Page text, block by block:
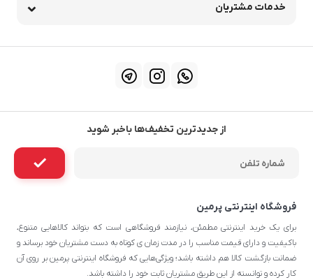
خدمات مشتریان
از جدیدترین تخفیف‌ها باخبر شوید
فروشگاه اینترنتی پرمین
برای یک خرید اینترنتی مطمئن، نیازمند فروشگاهی است که بتواند کالاهایی متنوع،
باکیفیت و دارای قیمت مناسب را در مدت زمان ی کوتاه به دست مشتریان خود برساند و
ضمانت بازگشت کالا هم داشته باشد؛ ویژگی‌هایی که فروشگاه اینترنتی پرمین بر روی آن‌
کار کرده و توانسته از این طریق مشتریان ثابت خود را داشته باشد.